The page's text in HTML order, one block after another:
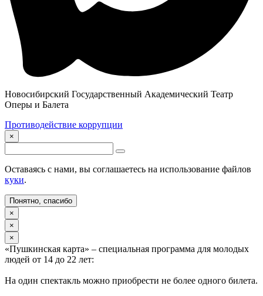
Новосибирский Государственный Академический Театр
Оперы и Балета
Противодействие коррупции
×
Оставаясь с нами, вы соглашаетесь на использование файлов
куки.
Понятно, спасибо
×
×
×
«Пушкинская карта» – специальная программа для молодых
людей от 14 до 22 лет:
На один спектакль можно приобрести не более одного билета.